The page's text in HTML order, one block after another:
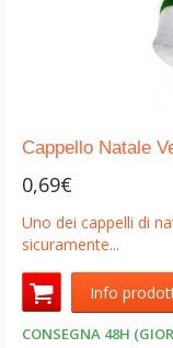
Cappello Natale
0,69€
Uno dei cappelli di
sicuramente...
Info
CONSEGNA 48H